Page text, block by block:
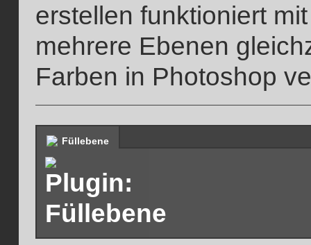
erstellen funktioniert
mehrere Ebenen
Farben in Photoshop
Füllebene